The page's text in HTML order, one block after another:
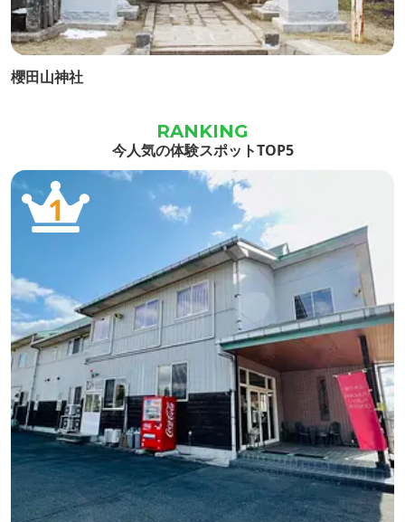
櫻田山神社
今人気の体験スポットTOP5
1